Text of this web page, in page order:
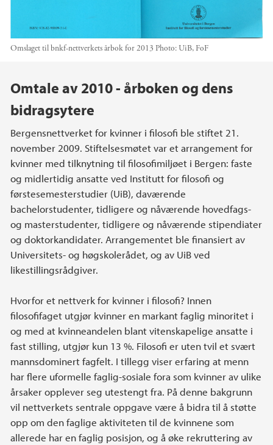
Omslaget til bnkf-nettverkets årbok for 2013 Photo:UiB, FoF
Main content
Omtale av 2010 - årboken og dens
bidragsytere
Bergensnettverket for kvinner i filosofi ble stiftet 21.
november 2009. Stiftelsesmøtet var et arrangement for
kvinner med tilknytning til filosofimiljøet i Bergen: faste
og midlertidig ansatte ved Institutt for filosofi og
førstesemesterstudier (UiB), daværende
bachelorstudenter, tidligere og nåværende hovedfags-
og masterstudenter, tidligere og nåværende stipendiater
og doktorkandidater. Arrangementet ble finansiert av
Universitets- og høgskolerådet, og av UiB ved
likestillingsrådgiver.
Hvorfor et nettverk for kvinner i filosofi? Innen
filosofifaget utgjør kvinner en markant faglig minoritet i
og med at kvinneandelen blant vitenskapelige ansatte i
fast stilling, utgjør kun 13 %. Filosofi er uten tvil et svært
mannsdominert fagfelt. I tillegg viser erfaring at menn
har flere uformelle faglig-sosiale fora som kvinner av ulike
årsaker opplever seg utestengt fra. På denne bakgrunn
vil nettverkets sentrale oppgave være å bidra til å støtte
opp om den faglige aktiviteten til de kvinnene som
allerede har en faglig posisjon, og å øke rekruttering av